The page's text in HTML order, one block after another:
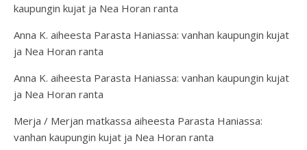
kaupungin kujat ja Nea Horan ranta
Anna K. aiheesta Parasta Haniassa: vanhan kaupungin kujat
ja Nea Horan ranta
Anna K. aiheesta Parasta Haniassa: vanhan kaupungin kujat
ja Nea Horan ranta
Merja / Merjan matkassa aiheesta Parasta Haniassa:
vanhan kaupungin kujat ja Nea Horan ranta